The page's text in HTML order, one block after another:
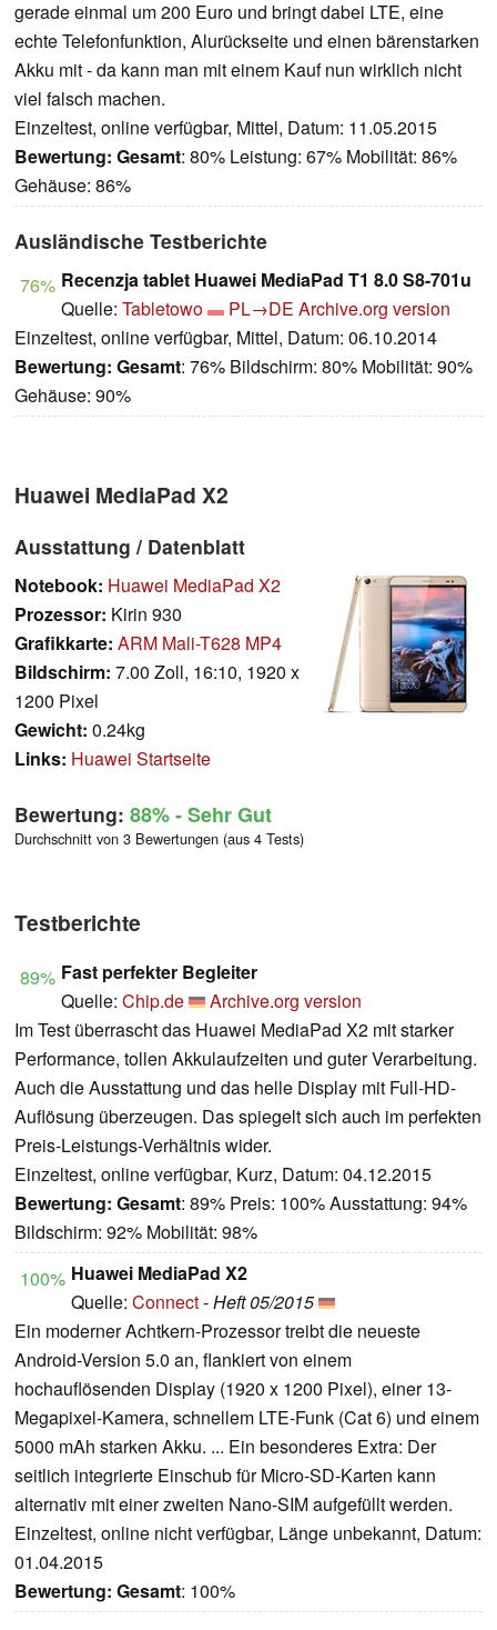
gerade einmal um 200 Euro und bringt dabei LTE, eine
echte Telefonfunktion, Alurückseite und einen bärenstarken
Akku mit - da kann man mit einem Kauf nun wirklich nicht
viel falsch machen.
Einzeltest, online verfügbar, Mittel, Datum: 11.05.2015
Bewertung: Gesamt: 80% Leistung: 67% Mobilität: 86%
Gehäuse: 86%
Ausländische Testberichte
76% Recenzja tablet Huawei MediaPad T1 8.0 S8-701u
Quelle: Tabletowo PL→DE Archive.org version
Einzeltest, online verfügbar, Mittel, Datum: 06.10.2014
Bewertung: Gesamt: 76% Bildschirm: 80% Mobilität: 90%
Gehäuse: 90%
Huawei MediaPad X2
Ausstattung / Datenblatt
Notebook: Huawei MediaPad X2
Prozessor: Kirin 930
Grafikkarte: ARM Mali-T628 MP4
Bildschirm: 7.00 Zoll, 16:10, 1920 x
1200 Pixel
Gewicht: 0.24kg
Links: Huawei Startseite
Bewertung: 88%- Sehr Gut
Durchschnitt von 3 Bewertungen (aus 4 Tests)
Testberichte
89% Fast perfekter Begleiter
Quelle: Chip.de
Archive.org version
Im Test überrascht das Huawei MediaPad X2 mit starker
Performance, tollen Akkulaufzeiten und guter Verarbeitung.
Auch die Ausstattung und das helle Display mit Full-HD-
Auflösung überzeugen. Das spiegelt sich auch im perfekten
Preis-Leistungs-Verhältnis wider.
Einzeltest, online verfügbar, Kurz, Datum: 04.12.2015
Bewertung: Gesamt: 89% Preis: 100% Ausstattung: 94%
Bildschirm: 92% Mobilität: 98%
100% Huawei MediaPad X2
Quelle: Connect-Heft 05/2015
Ein moderner Achtkern-Prozessor treibt die neueste
Android-Version 5.0 an, flankiert von einem
hochauflösenden Display (1920 x 1200 Pixel), einer 13-
Megapixel-Kamera, schnellem LTE-Funk (Cat 6) und einem
5000 mAh starken Akku. ... Ein besonderes Extra: Der
seitlich integrierte Einschub für Micro-SD-Karten kann
alternativ mit einer zweiten Nano-SIM aufgefüllt werden.
Einzeltest, online nicht verfügbar, Länge unbekannt, Datum:
01.04.2015
Bewertung: Gesamt: 100%